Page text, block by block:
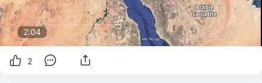
2:04
2